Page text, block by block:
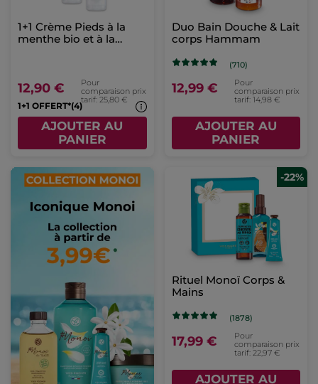
1+1 Crème Pieds à la
menthe bio et à la
12,90 €
Pour
comparaison prix
tarif: 25,80 €
1+1 OFFERT*(4)
AJOUTER AU
PANIER
Duo Bain Douche & Lait
corps Hammam
(710)
12,99 €
Pour
comparaison prix
tarif: 14,98 €
AJOUTER AU
PANIER
-22%
Rituel Monoï Corps &
Mains
(1878)
17,99 €
Pour
comparaison prix
tarif: 22,97 €
AJOUTER AU